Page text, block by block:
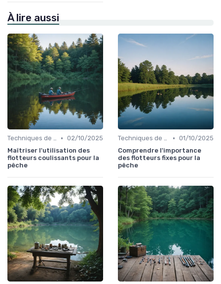
À lire aussi
Techniques de Pêche • 02/10/2025
Maîtriser l'utilisation des
flotteurs coulissants pour la
pêche
Techniques de Pêche • 01/10/2025
Comprendre l'importance
des flotteurs fixes pour la
pêche